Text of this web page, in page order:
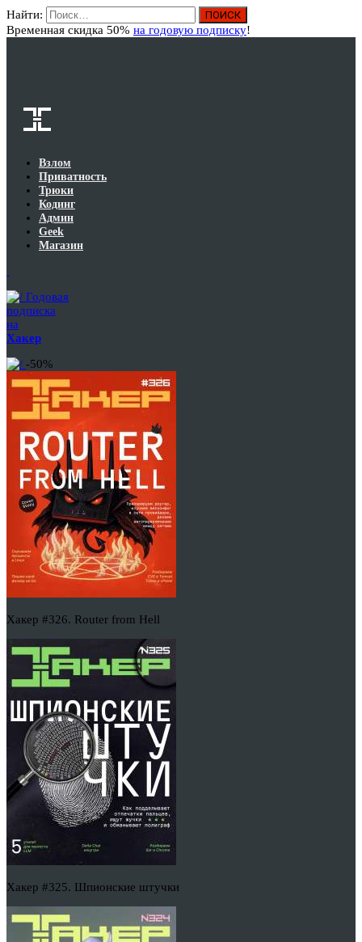
Найти:
Временная скидка 50% на годовую подписку!
Взлом
Приватность
Трюки
Кодинг
Админ
Geek
Магазин
Годовая
подписка
на
Хакер
-50%
Хакер #326. Router from Hell
Хакер #325. Шпионские штучки